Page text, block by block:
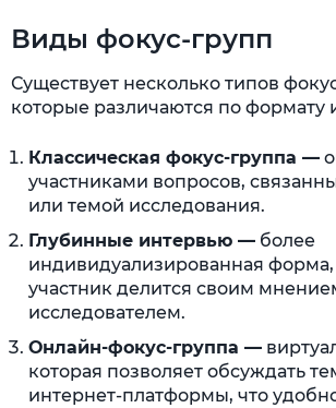
Виды фокус-групп
Существует несколько типов
которые различаются по формату
Классическая фокус-группа —
участниками вопросов,
или темой исследования.
Глубинные интервью — более
индивидуализированная форма,
участник делится своим
исследователем.
Онлайн-фокус-группа —
которая позволяет обсуждать
интернет-платформы, что